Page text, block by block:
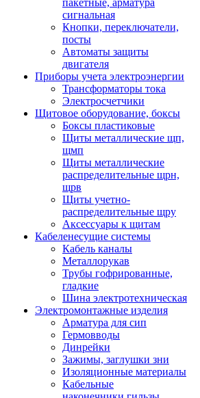
пакетные, арматура
сигнальная
Кнопки, переключатели,
посты
Автоматы защиты
двигателя
Приборы учета электроэнергии
Трансформаторы тока
Электросчетчики
Щитовое оборудование, боксы
Боксы пластиковые
Щиты металлические щп,
щмп
Щиты металлические
распределительные щрн,
щрв
Щиты учетно-
распределительные щру
Аксессуары к щитам
Кабеленесущие системы
Кабель каналы
Металлорукав
Трубы гофрированные,
гладкие
Шина электротехническая
Электромонтажные изделия
Арматура для сип
Гермовводы
Динрейки
Зажимы, заглушки зни
Изоляционные материалы
Кабельные